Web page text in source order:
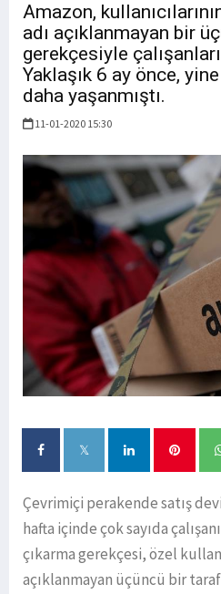
Amazon,
adı açıklanmayan bir
gerekçesiyle
Yaklaşık 6 ay önce,
daha yaşanmıştı.
11-01-2020 15:30
Çevrimiçi perakende satış
hafta içinde çok sayıda
çıkarma gerekçesi, özel
açıklanmayan üçüncü bir